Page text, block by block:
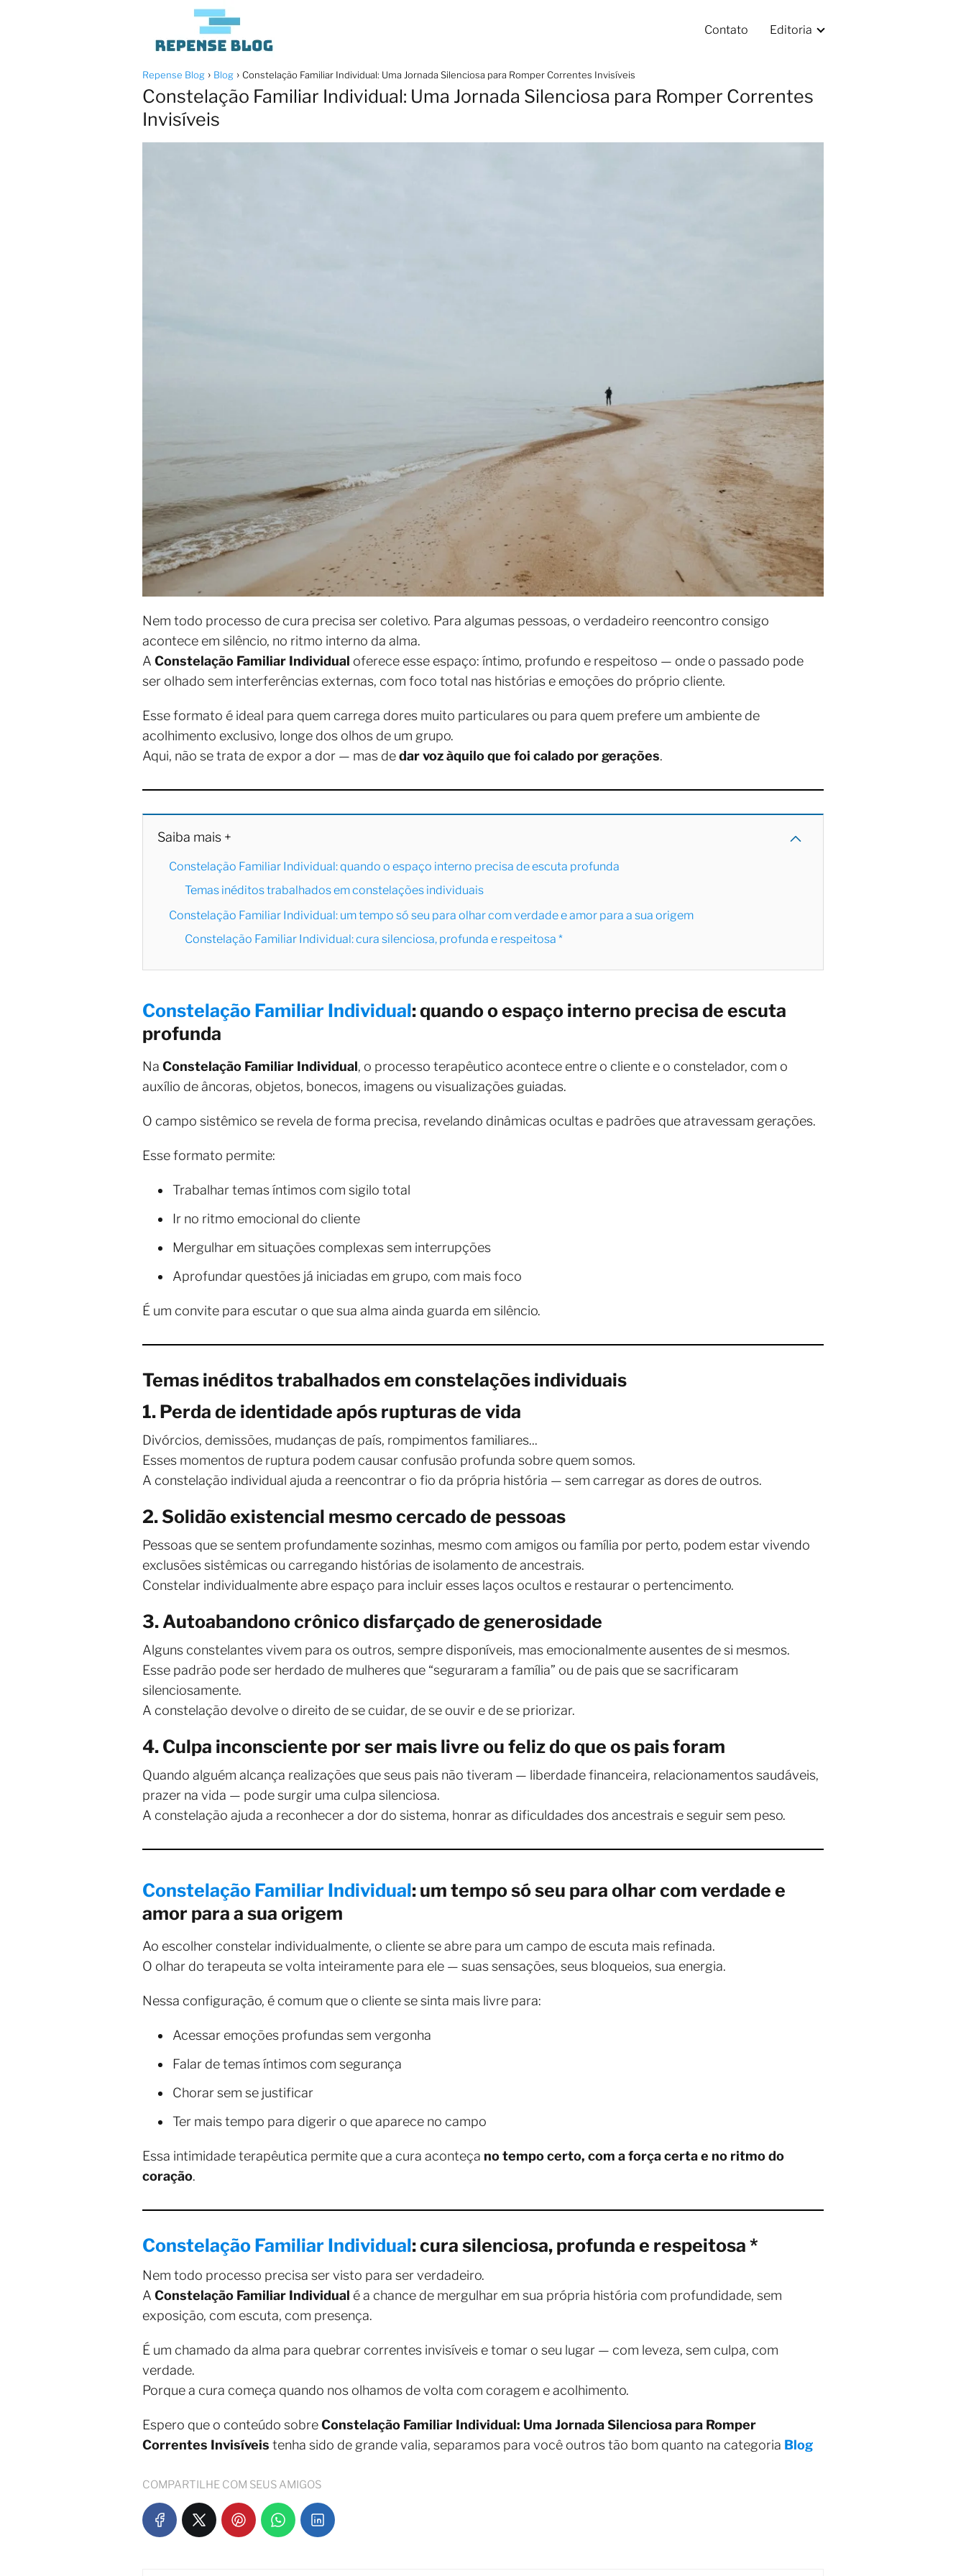
Contato Editoria
Repense Blog Blog Constelação Familiar Individual: Uma Jornada Silenciosa para Romper Correntes Invisíveis
Constelação Familiar Individual: Uma Jornada Silenciosa para Romper Correntes
Invisíveis
Nem todo processo de cura precisa ser coletivo. Para algumas pessoas, o verdadeiro reencontro consigo
acontece em silêncio, no ritmo interno da alma.
A Constelação Familiar Individual oferece esse espaço: íntimo, profundo e respeitoso — onde o passado pode
ser olhado sem interferências externas, com foco total nas histórias e emoções do próprio cliente.
Esse formato é ideal para quem carrega dores muito particulares ou para quem prefere um ambiente de
acolhimento exclusivo, longe dos olhos de um grupo.
Aqui, não se trata de expor a dor — mas dedar voz àquilo que foi calado por gerações.
Saiba mais +
Constelação Familiar Individual: quando o espaço interno precisa de escuta profunda
Temas inéditos trabalhados em constelações individuais
Constelação Familiar Individual: um tempo só seu para olhar com verdade e amor para a sua origem
Constelação Familiar Individual: cura silenciosa, profunda e respeitosa *
Constelação Familiar Individual: quando o espaço interno precisa de escuta
profunda
Na Constelação Familiar Individual, o processo terapêutico acontece entre o cliente e o constelador, com o
auxílio de âncoras, objetos, bonecos, imagens ou visualizações guiadas.
O campo sistêmico se revela de forma precisa, revelando dinâmicas ocultas e padrões que atravessam gerações.
Esse formato permite:
Trabalhar temas íntimos com sigilo total
Ir no ritmo emocional do cliente
Mergulhar em situações complexas sem interrupções
Aprofundar questões já iniciadas em grupo, com mais foco
É um convite para escutar o que sua alma ainda guarda em silêncio.
Temas inéditos trabalhados em constelações individuais
1. Perda de identidade após rupturas de vida
Divórcios, demissões, mudanças de país, rompimentos familiares...
Esses momentos de ruptura podem causar confusão profunda sobre quem somos.
A constelação individual ajuda a reencontrar o fio da própria história — sem carregar as dores de outros.
2. Solidão existencial mesmo cercado de pessoas
Pessoas que se sentem profundamente sozinhas, mesmo com amigos ou família por perto, podem estar vivendo
exclusões sistêmicas ou carregando histórias de isolamento de ancestrais.
Constelar individualmente abre espaço para incluir esses laços ocultos e restaurar o pertencimento.
3. Autoabandono crônico disfarçado de generosidade
Alguns constelantes vivem para os outros, sempre disponíveis, mas emocionalmente ausentes de si mesmos.
Esse padrão pode ser herdado de mulheres que “seguraram a família” ou de pais que se sacrificaram
silenciosamente.
A constelação devolve o direito de se cuidar, de se ouvir e de se priorizar.
4. Culpa inconsciente por ser mais livre ou feliz do que os pais foram
Quando alguém alcança realizações que seus pais não tiveram — liberdade financeira, relacionamentos saudáveis,
prazer na vida — pode surgir uma culpa silenciosa.
A constelação ajuda a reconhecer a dor do sistema, honrar as dificuldades dos ancestrais e seguir sem peso.
Constelação Familiar Individual: um tempo só seu para olhar com verdade e
amor para a sua origem
Ao escolher constelar individualmente, o cliente se abre para um campo de escuta mais refinada.
O olhar do terapeuta se volta inteiramente para ele — suas sensações, seus bloqueios, sua energia.
Nessa configuração, é comum que o cliente se sinta mais livre para:
Acessar emoções profundas sem vergonha
Falar de temas íntimos com segurança
Chorar sem se justificar
Ter mais tempo para digerir o que aparece no campo
Essa intimidade terapêutica permite que a cura aconteça no tempo certo, com a força certa e no ritmo do
coração.
Constelação Familiar Individual: cura silenciosa, profunda e respeitosa *
Nem todo processo precisa ser visto para ser verdadeiro.
A Constelação Familiar Individual é a chance de mergulhar em sua própria história com profundidade, sem
exposição, com escuta, com presença.
É um chamado da alma para quebrar correntes invisíveis e tomar o seu lugar — com leveza, sem culpa, com
verdade.
Porque a cura começa quando nos olhamos de volta com coragem e acolhimento.
Espero que o conteúdo sobreConstelação Familiar Individual: Uma Jornada Silenciosa para Romper
Correntes Invisíveis tenha sido de grande valia, separamos para você outros tão bom quanto na categoria Blog
COMPARTILHE COM SEUS AMIGOS